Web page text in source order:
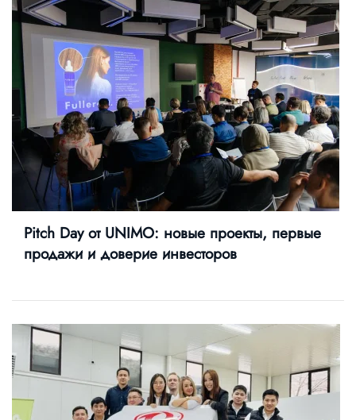
Pitch Day от UNIMO: новые проекты, первые
продажи и доверие инвесторов